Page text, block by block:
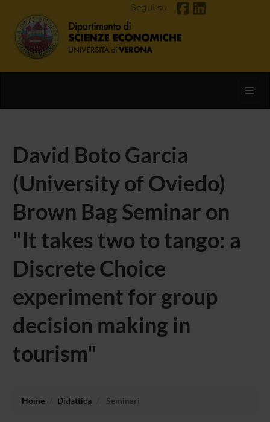
Segui su
David Boto Garcia
(University of Oviedo)
Brown Bag Seminar on
"It takes two to tango: a
Discrete Choice
experiment for group
decision making in
tourism"
Home Didattica Seminari